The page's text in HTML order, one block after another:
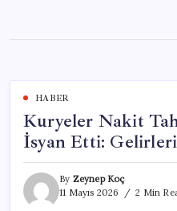
content
HABER
Kuryeler Nakit
İsyan Etti:
By Zeynep Koç
11 Mayıs 2026
2 Min